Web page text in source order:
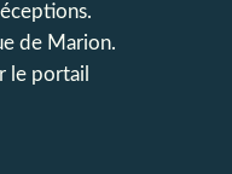
de Marion.
le portail